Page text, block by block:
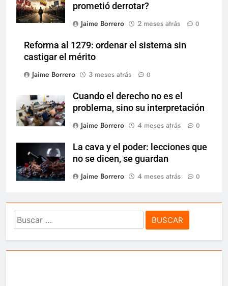
prometió derrotar?
Jaime Borrero
2 meses atrás 0
Reforma al 1279: ordenar el sistema sin
castigar el mérito
Jaime Borrero
3 meses atrás 0
Cuando el derecho no es el
problema, sino su interpretación
Jaime Borrero
4 meses atrás 0
La cava y el poder: lecciones que
no se dicen, se guardan
Jaime Borrero
4 meses atrás 0
Buscar: